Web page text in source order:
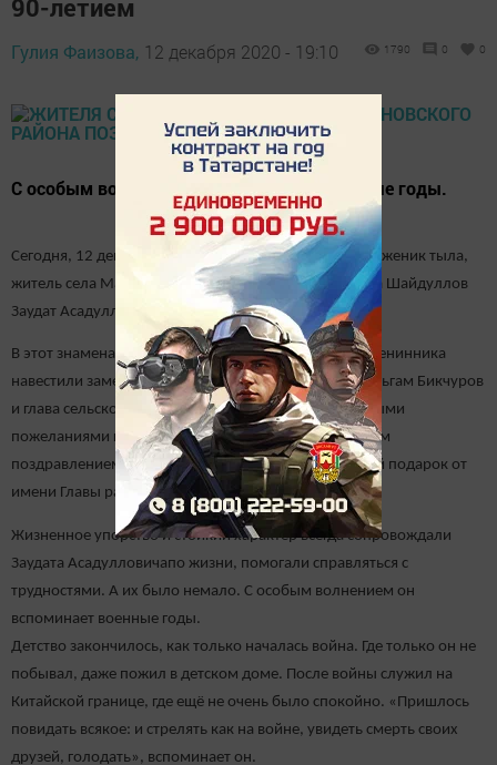
90-летием
Гулия Фаизова, 12 декабря 2020 - 19:10 1790 0 0
С особым волнением он вспоминает военные годы.
Сегодня, 12 декабря 90-летний юбилей отметил труженик тыла,
житель села Малая Цильна Дрожжановского района Шайдуллов
Заудат Асадуллович.
В этот знаменательный день с приятной миссией именинника
навестили заместитель руководителя Исполкома Ильгам Бикчуров
и глава сельского поселения Гумер Халитов. С добрыми
пожеланиями гости вручили конверт с персональным
поздравлением от имени Президента РФ и памятный подарок от
имени Главы района.
Жизненное упорство и стойкий характер всегда сопровождали
Заудата Асадулловичапо жизни, помогали справляться с
трудностями. А их было немало. С особым волнением он
вспоминает военные годы.
Детство закончилось, как только началась война. Где только он не
побывал, даже пожил в детском доме. После войны служил на
Китайской границе, где ещё не очень было спокойно. «Пришлось
повидать всякое: и стрелять как на войне, увидеть смерть своих
друзей, голодать», вспоминает он.